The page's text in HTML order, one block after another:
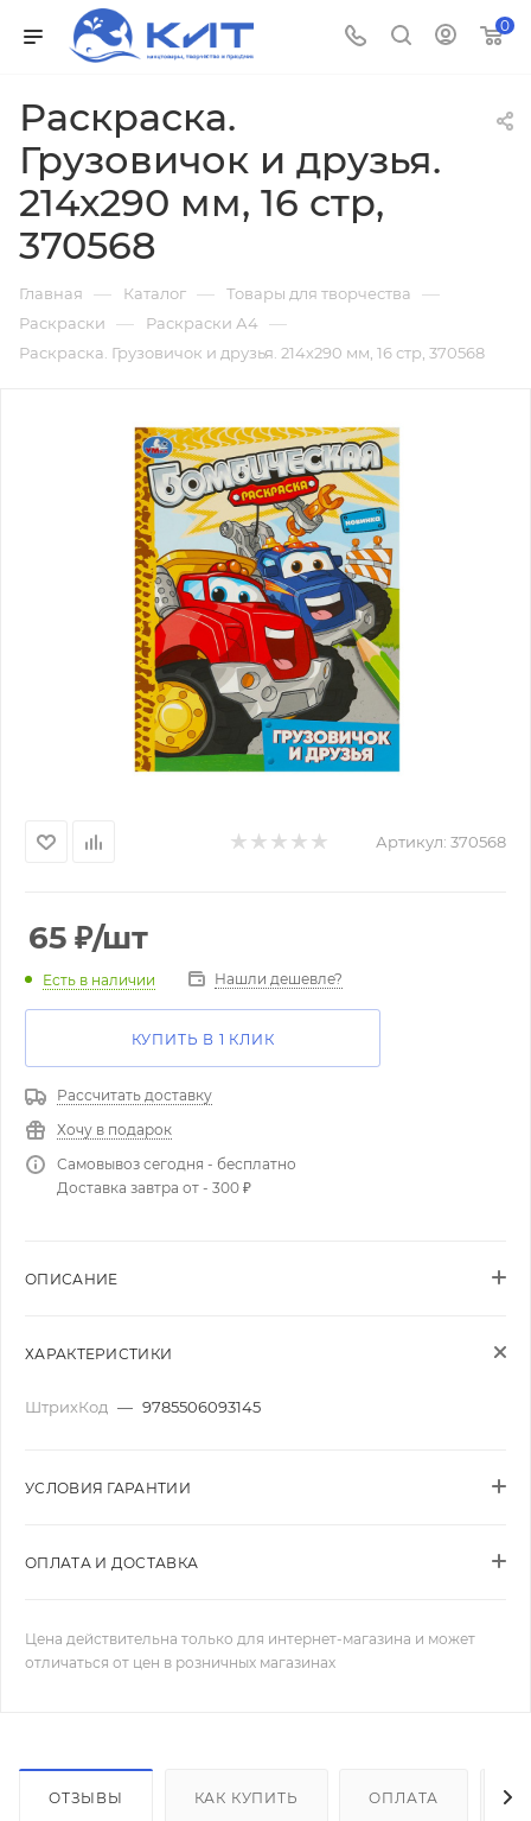
0
Раскраска.
Грузовичок и друзья.
214х290 мм, 16 стр,
370568
Главная — Каталог — Товары для творчества —
Раскраски — Раскраски А4 —
Раскраска. Грузовичок и друзья. 214х290 мм, 16 стр, 370568
Артикул: 370568
65 ₽/шт
Есть в наличии Нашли дешевле?
КУПИТЬ В 1 КЛИК
Рассчитать доставку
Хочу в подарок
Самовывоз сегодня - бесплатно
Доставка завтра от - 300 ₽
ОПИСАНИЕ
ХАРАКТЕРИСТИКИ
ШтрихКод — 9785506093145
УСЛОВИЯ ГАРАНТИИ
ОПЛАТА И ДОСТАВКА
Цена действительна только для интернет-магазина и может
отличаться от цен в розничных магазинах
ОТЗЫВЫ КАК КУПИТЬ ОПЛАТА